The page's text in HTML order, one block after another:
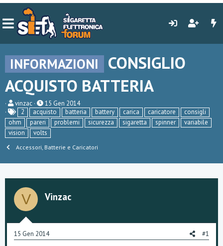
INFORMAZIONI
CONSIGLIO
ACQUISTO BATTERIA
C
r
e
a
t
r
c
u
s
i
o
n
vinzac
D
a
t
a
d
i
15 Gen 2014
2
acquisto batteria battery carica caricatore
consigli
ohm
pareri problemi sicurezza sigaretta spinner
variabile
vision
volts
Accessori, Batterie e Caricatori
V Vinzac
15 Gen 2014 #1